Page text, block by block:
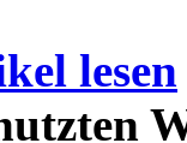
lesen